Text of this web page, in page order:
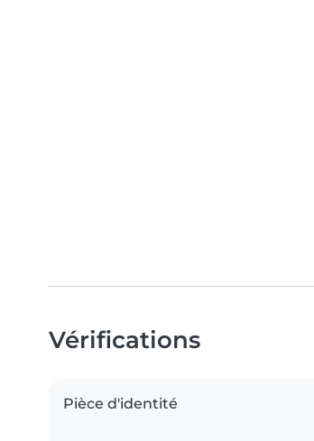
Vérifications
Pièce d'identité